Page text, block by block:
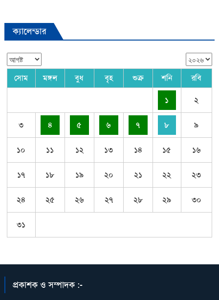
ক্যালেন্ডার
সোম মঙ্গল বুধ বৃহ শুক্র শনি রবি
১ ২
৩ ৪ ৫ ৬ ৭ ৮ ৯
১০ ১১ ১২ ১৩ ১৪ ১৫ ১৬
১৭ ১৮ ১৯ ২০ ২১ ২২ ২৩
২৪ ২৫ ২৬ ২৭ ২৮ ২৯ ৩০
৩১
প্রকাশক ও সম্পাদক :-